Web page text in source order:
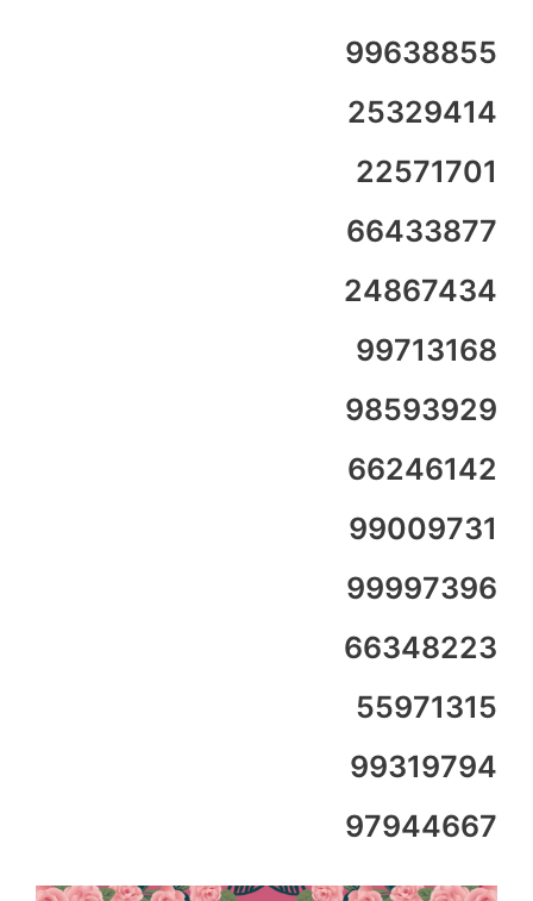
99638855
25329414
22571701
66433877
24867434
99713168
98593929
66246142
99009731
99997396
66348223
55971315
99319794
97944667